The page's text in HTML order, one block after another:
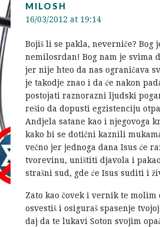
MILOSH
16/03/2012 at 19:14
Bojiš li se pakla, neverniče? Bog
nemilosrdan! Bog nam je svima
jer nije hteo da nas ograničava
je takodje znao i da će nakon
postojati raznorazni ljudski
rešio da dopusti egzistenciju
Andjela satane kao i njegovoga
kako bi se dotični kaznili
večno jer jednoga dana Isus će
tvorevinu, uništiti djavola i
strašni sud, gde će Isus suditi i
Zato kao čovek i vernik te molim
osvestiš i osiguraš spasenje
daj da te lukavi Soton svojim